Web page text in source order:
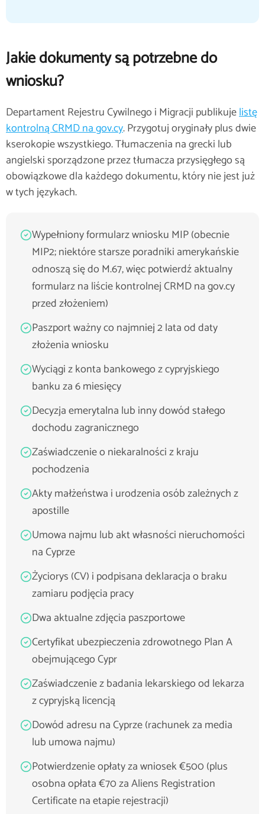
Jakie dokumenty są potrzebne do
wniosku?
Departament Rejestru Cywilnego i Migracji publikujelistę
kontrolną CRMD na gov.cy. Przygotuj oryginały plus dwie
kserokopie wszystkiego. Tłumaczenia na grecki lub
angielski sporządzone przez tłumacza przysięgłego są
obowiązkowe dla każdego dokumentu, który nie jest już
w tych językach.
Wypełniony formularz wniosku MIP (obecnie
MIP2; niektóre starsze poradniki amerykańskie
odnoszą się do M.67, więc potwierdź aktualny
formularz na liście kontrolnej CRMD na gov.cy
przed złożeniem)
Paszport ważny co najmniej 2 lata od daty
złożenia wniosku
Wyciągi z konta bankowego z cypryjskiego
banku za 6 miesięcy
Decyzja emerytalna lub inny dowód stałego
dochodu zagranicznego
Zaświadczenie o niekaralności z kraju
pochodzenia
Akty małżeństwa i urodzenia osób zależnych z
apostille
Umowa najmu lub akt własności nieruchomości
na Cyprze
Życiorys (CV) i podpisana deklaracja o braku
zamiaru podjęcia pracy
Dwa aktualne zdjęcia paszportowe
Certyfikat ubezpieczenia zdrowotnego Plan A
obejmującego Cypr
Zaświadczenie z badania lekarskiego od lekarza
z cypryjską licencją
Dowód adresu na Cyprze (rachunek za media
lub umowa najmu)
Potwierdzenie opłaty za wniosek €500 (plus
osobna opłata €70 za Aliens Registration
Certificate na etapie rejestracji)